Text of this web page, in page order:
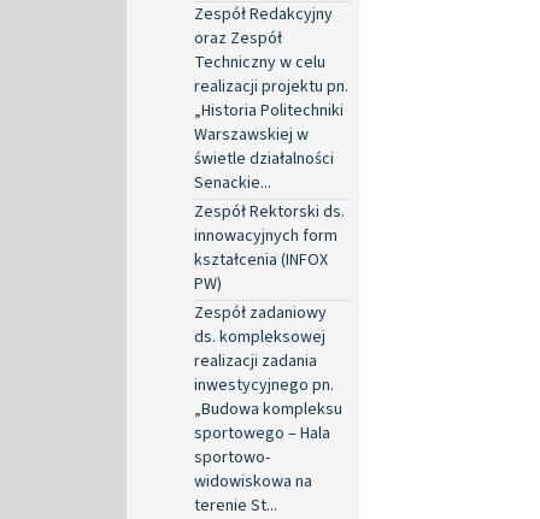
Zespół Redakcyjny
oraz Zespół
Techniczny w celu
realizacji projektu pn.
„Historia Politechniki
Warszawskiej w
świetle działalności
Senackie...
Zespół Rektorski ds.
innowacyjnych form
kształcenia (INFOX
PW)
Zespół zadaniowy
ds. kompleksowej
realizacji zadania
inwestycyjnego pn.
„Budowa kompleksu
sportowego – Hala
sportowo-
widowiskowa na
terenie St...